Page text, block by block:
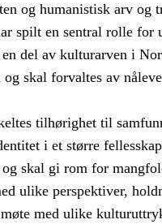
og humanistisk arv og
spilt en sentral rolle for
del av kulturarven i
skal forvaltes av
tilhørighet til
i et større
skal gi rom for
ulike perspektiver,
med ulike